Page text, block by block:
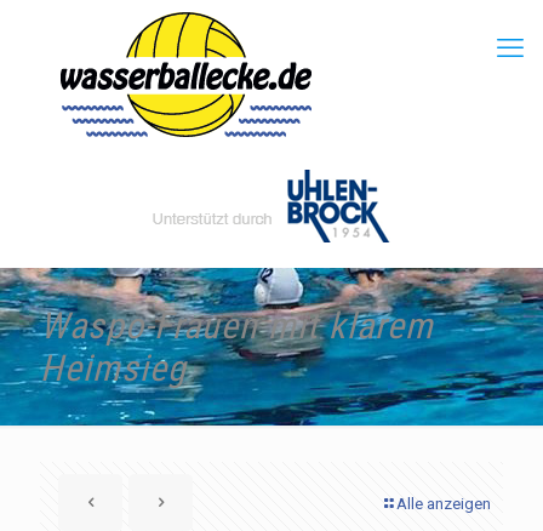
Waspo-Frauen mit klarem
Heimsieg
Alle anzeigen